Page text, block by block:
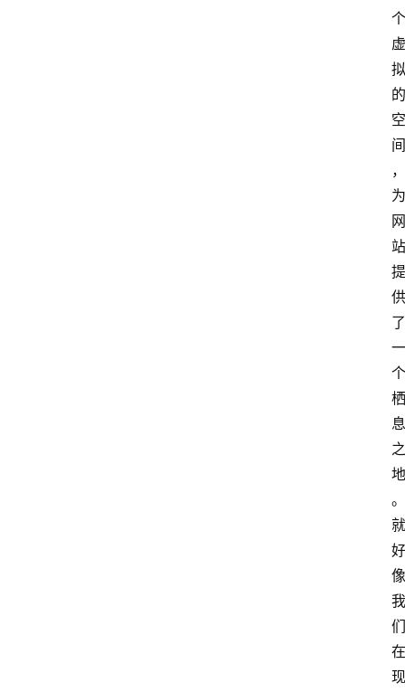
个
虚
拟
的
空
间
，
为
网
站
提
供
了
一
个
栖
息
之
地
。
就
好
像
我
们
在
现